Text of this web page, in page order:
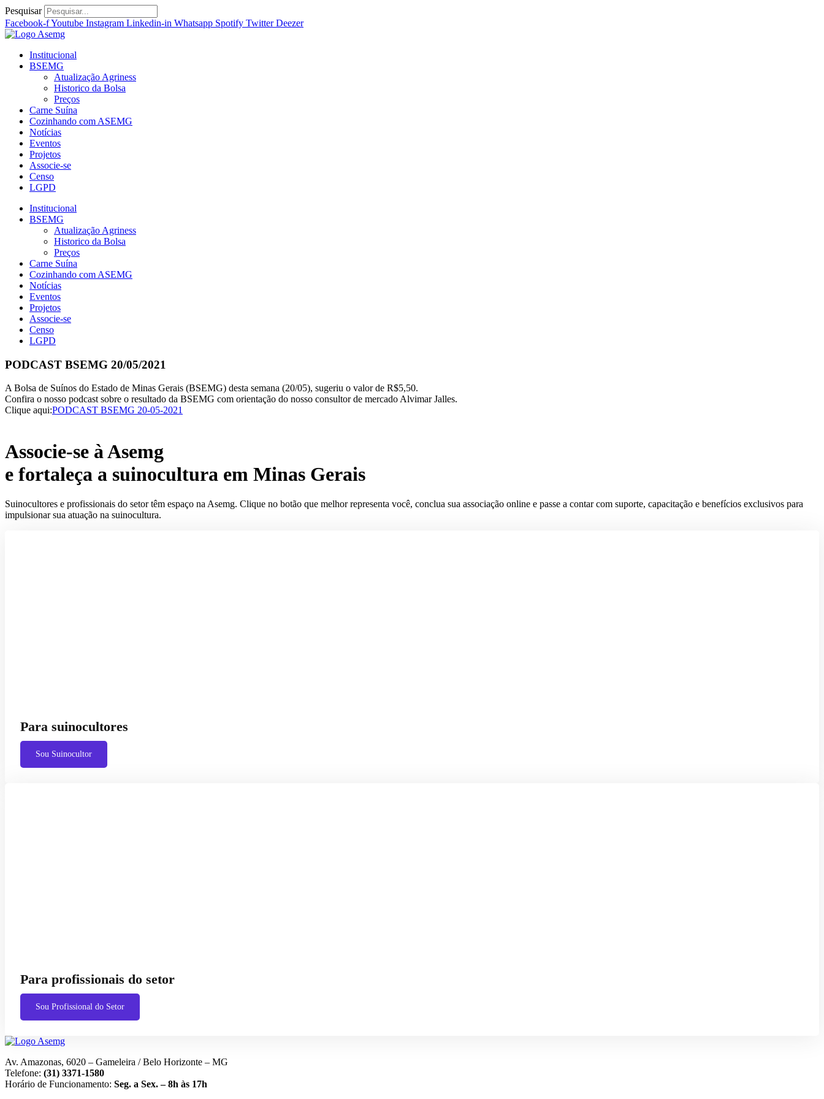
Ir
para
o
conteúdo
Pesquisar
Facebook-fYoutube Instagram Linkedin-in Whatsapp Spotify Twitter Deezer
Institucional
BSEMG
Atualização Agriness
Historico da Bolsa
Preços
Carne Suína
Cozinhando com ASEMG
Notícias
Eventos
Projetos
Associe-se
Censo
LGPD
Institucional
BSEMG
Atualização Agriness
Historico da Bolsa
Preços
Carne Suína
Cozinhando com ASEMG
Notícias
Eventos
Projetos
Associe-se
Censo
LGPD
PODCAST BSEMG 20/05/2021
A Bolsa de Suínos do Estado de Minas Gerais (BSEMG) desta semana (20/05), sugeriu o valor de R$5,50.
Confira o nosso podcast sobre o resultado da BSEMG com orientação do nosso consultor de mercado Alvimar Jalles.
Clique aqui:PODCAST BSEMG 20-05-2021
Associe-se à Asemg
e fortaleça a suinocultura em Minas Gerais
Suinocultores e profissionais do setor têm espaço na Asemg. Clique no botão que melhor representa você, conclua sua associação online e passe a contar com suporte, capacitação e benefícios exclusivos para
impulsionar sua atuação na suinocultura.
Para suinocultores
Sou Suinocultor
Para profissionais do setor
Sou Profissional do Setor
Av. Amazonas, 6020 – Gameleira / Belo Horizonte – MG
Telefone: (31) 3371-1580
Horário de Funcionamento: Seg. a Sex. – 8h às 17h